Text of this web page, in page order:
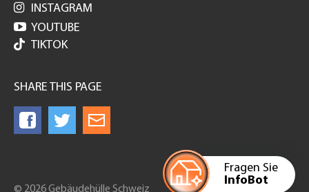
Fragen Sie
InfoBot
 INSTAGRAM
 YOUTUBE
TIKTOK
SHARE THIS PAGE
© 2026 Gebäudehülle Schweiz